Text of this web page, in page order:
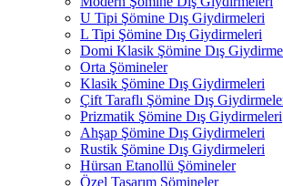
U Tipi Şömine Dış Giydirmeleri
L Tipi Şömine Dış Giydirmeleri
Domi Klasik Şömine Dış
Orta Şömineler
Klasik Şömine Dış Giydirmeleri
Çift Taraflı Şömine Dış
Prizmatik Şömine Dış Giydirmeleri
Ahşap Şömine Dış Giydirmeleri
Rustik Şömine Dış Giydirmeleri
Hürsan Etanollü Şömineler
Özel Tasarım Şömineler